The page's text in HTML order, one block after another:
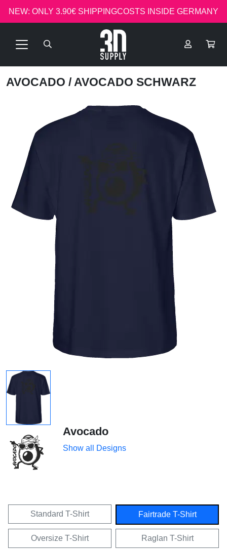
NEW: ONLY 3.90€ SHIPPINGCOSTS INSIDE GERMANY
AVOCADO / AVOCADO SCHWARZ
Avocado
Show all Designs
Standard T-Shirt Fairtrade T-Shirt
Oversize T-Shirt Raglan T-Shirt